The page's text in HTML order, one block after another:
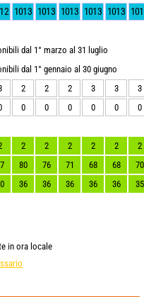
1013 1013 1013 1013 1013
dal 1° marzo al 31 luglio
dal 1° gennaio al 30 giugno
2 2 2 3 3
3
0 0 0 0 0 0
2 2 2 2 2
2
80 76 71 68 68
70
36 36 36 36 36 35
in ora locale